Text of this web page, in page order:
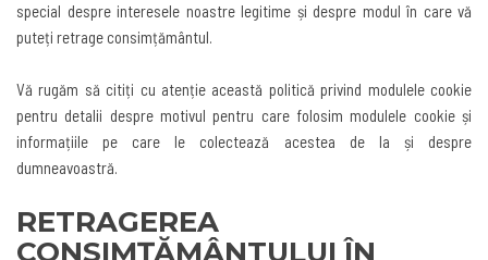
special despre interesele noastre legitime și despre modul în care vă
puteți retrage consimțământul.
Vă rugăm să citiți cu atenție această politică privind modulele cookie
pentru detalii despre motivul pentru care folosim modulele cookie și
informațiile pe care le colectează acestea de la și despre
dumneavoastră.
RETRAGEREA
CONSIMȚĂMÂNTULUI ÎN